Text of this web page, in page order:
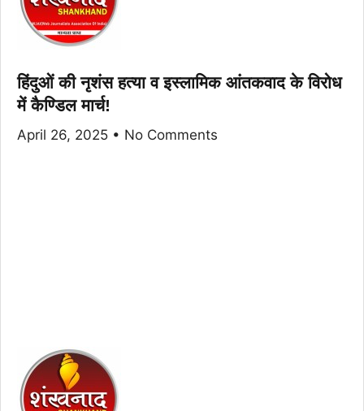
हिंदुओं की नृशंस हत्या व इस्लामिक आंतकवाद के विरोध
में कैण्डिल मार्च!
April 26, 2025 No Comments